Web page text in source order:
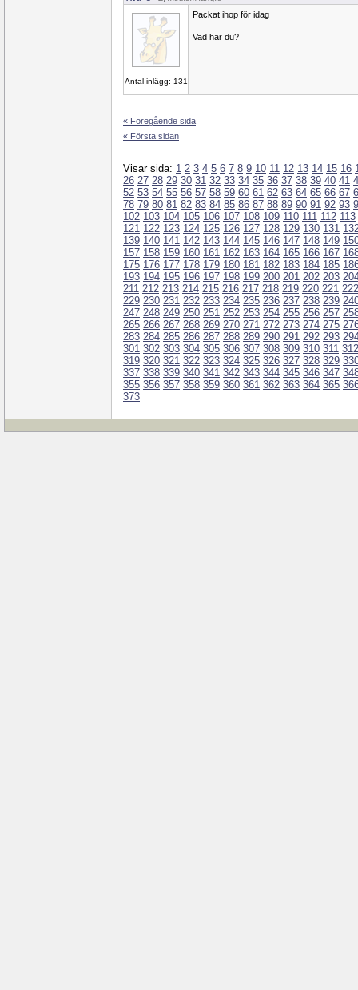
Antal inlägg: 131
Packat ihop för idag
Vad har du?
« Föregående sida
« Första sidan
Visar sida: 1 2 3 4 5 6 7 8 9 10 11 12 13 14 15 16
26 27 28 29 30 31 32 33 34 35 36 37 38 39 40 41
52 53 54 55 56 57 58 59 60 61 62 63 64 65 66 67
78 79 80 81 82 83 84 85 86 87 88 89 90 91 92 93
102 103 104 105 106 107 108 109 110 111 112 113
121 122 123 124 125 126 127 128 129 130 131
139 140 141 142 143 144 145 146 147 148 149
157 158 159 160 161 162 163 164 165 166 167
175 176 177 178 179 180 181 182 183 184 185
193 194 195 196 197 198 199 200 201 202 203
211 212 213 214 215 216 217 218 219 220 221 222
229 230 231 232 233 234 235 236 237 238 239
247 248 249 250 251 252 253 254 255 256 257
265 266 267 268 269 270 271 272 273 274 275
283 284 285 286 287 288 289 290 291 292 293
301 302 303 304 305 306 307 308 309 310 311 312
319 320 321 322 323 324 325 326 327 328 329
337 338 339 340 341 342 343 344 345 346 347
355 356 357 358 359 360 361 362 363 364 365
373